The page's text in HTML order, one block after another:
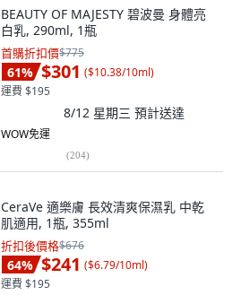
BEAUTY OF MAJESTY 碧波曼 身體亮
白乳, 290ml, 1瓶
首購折扣價$775
61% $301 ($10.38/10ml)
運費 $195
8/12 星期三 預計送達
WOW免運
(204)
CeraVe 適樂膚 長效清爽保濕乳 中乾
肌適用, 1瓶, 355ml
折扣後價格$676
64% $241 ($6.79/10ml)
運費 $195